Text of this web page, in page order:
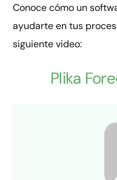
Conoce cómo un
ayudarte en tus
siguiente video:
Plika